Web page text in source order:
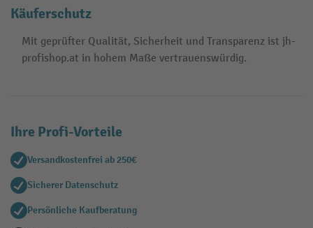
Käuferschutz
Mit geprüfter Qualität, Sicherheit und Transparenz ist jh-
profishop.at in hohem Maße vertrauenswürdig.
Ihre Profi-Vorteile
Versandkostenfrei ab 250€
Sicherer Datenschutz
Persönliche Kaufberatung